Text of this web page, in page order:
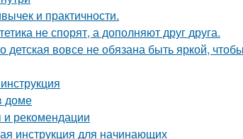
и практичности.
не спорят, а дополняют друг друга.
детская вовсе не обязана быть яркой,
доме
и рекомендации
инструкция для начинающих